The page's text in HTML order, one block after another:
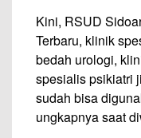
Kini, RSUD
Terbaru, klinik
bedah urologi,
spesialis psikiatri
sudah bisa
ungkapnya saat